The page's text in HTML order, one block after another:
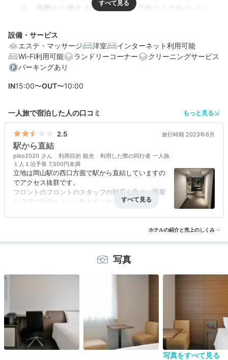
は、発酵から焼き上げまでホテルで行うこだわりパン
けます。
設備・サービス
エステ・マッサージ
洋室
インターネット利用可能
Wi-Fi利用可能
ランドリーコーナー
クリーニングサービス
パーキングあり
IN15:00〜OUT〜10:00
一人旅で宿泊した人の口コミ もっと見る
2.5 旅行時期 2023年6月
駅から直結
piko2020 利用目的 観光 利用した際の同行者 一人旅
１人１泊予算 7,500円未満
立地は岡山駅の西口方面で駅から直結していますの
でアクセス抜群です。
フロントのフロントのスタッフの対応も良く、部屋
も清潔で気持ちよく一晩を過ごすことが出来まし
アクセス 4.5 コスパ 3.0 客室 3.0 接客対応 3.0 風呂 3.0
ホテルの紹介と売上のしくみ
写真
写真をすべて見る